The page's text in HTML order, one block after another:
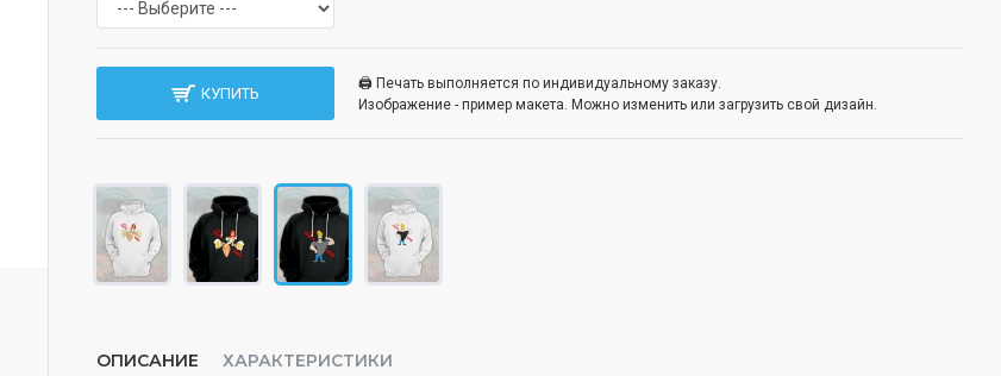
КУПИТЬ
🖨️ Печать выполняется по индивидуальному заказу.
Изображение - пример макета. Можно изменить или загрузить свой дизайн.
ОПИСАНИЕ ХАРАКТЕРИСТИКИ